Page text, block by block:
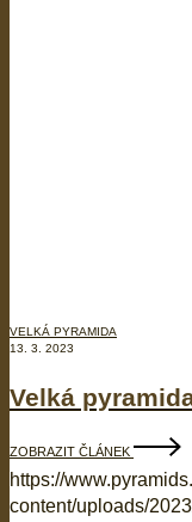
VELKÁ PYRAMIDA
13. 3. 2023
Velká
ZOBRAZIT ČLÁNEK
https://
content/uploads/